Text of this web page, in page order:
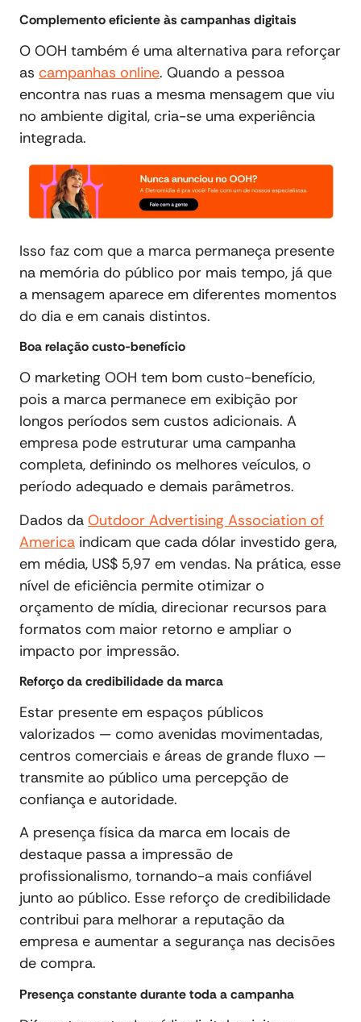
Complemento eficiente às campanhas digitais
O OOH também é uma alternativa para reforçar
as campanhas online. Quando a pessoa
encontra nas ruas a mesma mensagem que viu
no ambiente digital, cria-se uma experiência
integrada.
Isso faz com que a marca permaneça presente
na memória do público por mais tempo, já que
a mensagem aparece em diferentes momentos
do dia e em canais distintos.
Boa relação custo-benefício
O marketing OOH tem bom custo-benefício,
pois a marca permanece em exibição por
longos períodos sem custos adicionais. A
empresa pode estruturar uma campanha
completa, definindo os melhores veículos, o
período adequado e demais parâmetros.
Dados da Outdoor Advertising Association of
America indicam que cada dólar investido gera,
em média, US$ 5,97 em vendas. Na prática, esse
nível de eficiência permite otimizar o
orçamento de mídia, direcionar recursos para
formatos com maior retorno e ampliar o
impacto por impressão.
Reforço da credibilidade da marca
Estar presente em espaços públicos
valorizados — como avenidas movimentadas,
centros comerciais e áreas de grande fluxo —
transmite ao público uma percepção de
confiança e autoridade.
A presença física da marca em locais de
destaque passa a impressão de
profissionalismo, tornando-a mais confiável
junto ao público. Esse reforço de credibilidade
contribui para melhorar a reputação da
empresa e aumentar a segurança nas decisões
de compra.
Presença constante durante toda a campanha